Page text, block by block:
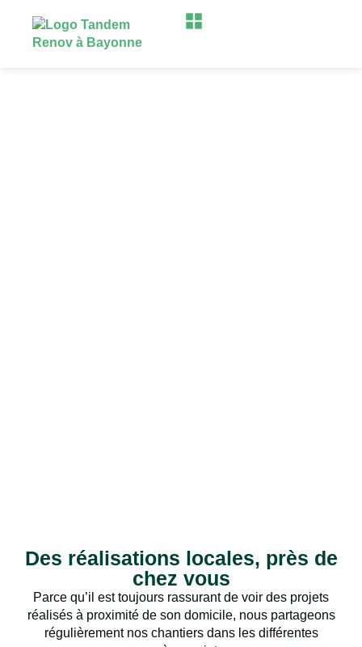
Des réalisations locales, près de
chez vous
Parce qu’il est toujours rassurant de voir des projets
réalisés à proximité de son domicile, nous partageons
régulièrement nos chantiers dans les différentes